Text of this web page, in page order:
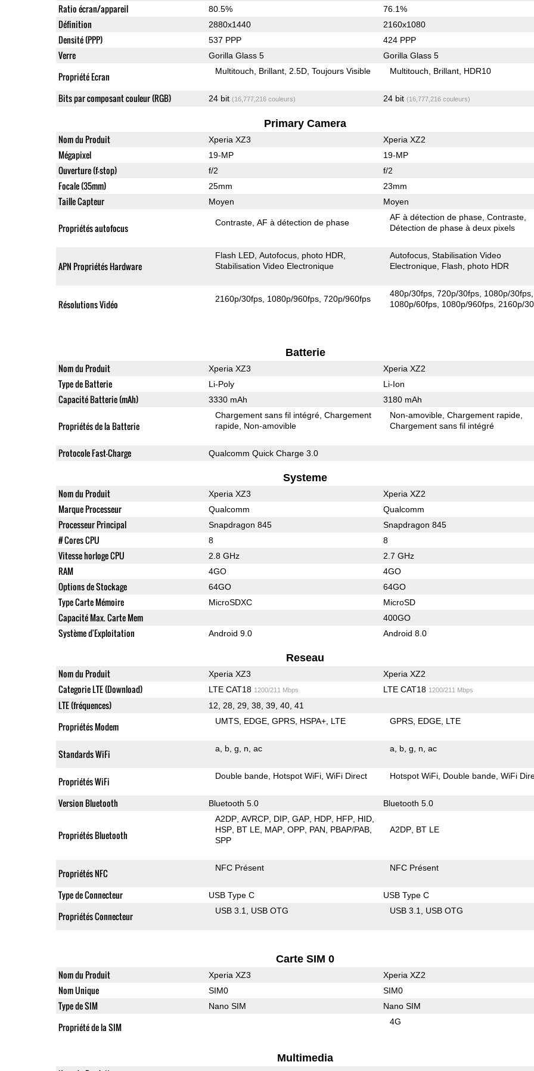
Ratio écran/appareil 80.5% 76.1%
Définition 2880x1440 2160x1080
Densité (PPP) 537 PPP 424 PPP
Verre Gorilla Glass 5 Gorilla Glass 5
Propriété Ecran Multitouch Brillant 2.5D Toujours Visible Multitouch Brillant HDR10
Bits par composant couleur (RGB) 24 bit (16,777,216 couleurs) 24 bit (16,777,216 couleurs)
Primary Camera
Nom du Produit Xperia XZ3 Xperia XZ2
Mégapixel 19-MP 19-MP
Ouverture (f-stop) f/2 f/2
Focale (35mm) 25mm 23mm
Taille Capteur Moyen Moyen
Propriétés autofocus Contraste AF à détection de phase
AF à détection de phase Contraste
Détection de phase à deux pixels
APN Propriétés Hardware
Flash LED Autofocus photo HDR
Stabilisation Video Electronique
Autofocus Stabilisation Video
Electronique Flash photo HDR
Résolutions Vidéo 2160p/30fps 1080p/960fps 720p/960fps
480p/30fps 720p/30fps 1080p/30fps
1080p/60fps 1080p/960fps 2160p/
Batterie
Nom du Produit Xperia XZ3 Xperia XZ2
Type de Batterie Li-Poly Li-Ion
Capacité Batterie (mAh) 3330 mAh 3180 mAh
Propriétés de la Batterie
Chargement sans fil intégré Chargement
rapide Non-amovible
Non-amovible Chargement rapide
Chargement sans fil intégré
Protocole Fast-Charge Qualcomm Quick Charge 3.0
Systeme
Nom du Produit Xperia XZ3 Xperia XZ2
Marque Processeur Qualcomm Qualcomm
Processeur Principal Snapdragon 845 Snapdragon 845
# Cores CPU 8 8
Vitesse horloge CPU 2.8 GHz 2.7 GHz
RAM 4GO 4GO
Options de Stockage 64GO 64GO
Type Carte Mémoire MicroSDXC MicroSD
Capacité Max. Carte Mem 400GO
Système d'Exploitation Android 9.0 Android 8.0
Reseau
Nom du Produit Xperia XZ3 Xperia XZ2
Categorie LTE (Download) LTE CAT18 1200/211 Mbps LTE CAT18 1200/211 Mbps
LTE (fréquences) 12, 28, 29, 38, 39, 40, 41
Propriétés Modem UMTS EDGE GPRS HSPA+ LTE GPRS EDGE LTE
Standards WiFi a b g n ac a b g n ac
Propriétés WiFi Double bande Hotspot WiFi WiFi Direct Hotspot WiFi Double bande WiFi
Version Bluetooth Bluetooth 5.0 Bluetooth 5.0
Propriétés Bluetooth
A2DP AVRCP DIP GAP HDP HFP HID
HSP BT LE MAP OPP PAN
PBAP/PAB
SPP
A2DP BT LE
Propriétés NFC NFC Présent NFC Présent
Type de Connecteur USB Type C USB Type C
Propriétés Connecteur USB 3.1 USB OTG USB 3.1 USB OTG
Carte SIM 0
Nom du Produit Xperia XZ3 Xperia XZ2
Nom Unique SIM0 SIM0
Type de SIM Nano SIM Nano SIM
Propriété de la SIM 4G
Multimedia